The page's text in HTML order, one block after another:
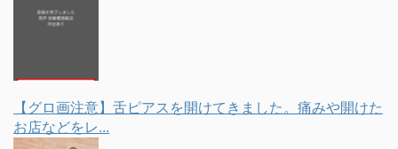
【グロ画注意】舌ピアスを開けてきました。痛みや開けた
お店などをレ...